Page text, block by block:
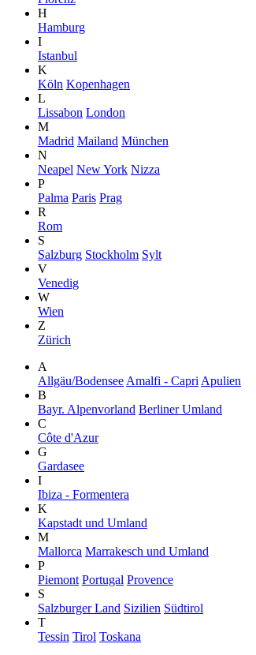
H
Hamburg
I
Istanbul
K
Köln Kopenhagen
L
Lissabon London
M
Madrid Mailand München
N
Neapel New York Nizza
P
Palma Paris Prag
R
Rom
S
Salzburg Stockholm Sylt
V
Venedig
W
Wien
Z
Zürich
A
Allgäu/Bodensee Amalfi - Capri Apulien
B
Bayr. Alpenvorland Berliner Umland
C
Côte d'Azur
G
Gardasee
I
Ibiza - Formentera
K
Kapstadt und Umland
M
Mallorca Marrakesch und Umland
P
Piemont Portugal Provence
S
Salzburger Land Sizilien Südtirol
T
Tessin Tirol Toskana